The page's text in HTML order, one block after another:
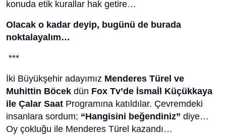
konuda etik kurallar hak getire…
Olacak o kadar deyip, bugünü de burada
noktalayalım…
***
İki Büyükşehir adayımız Menderes Türel ve
Muhittin Böcek dün Fox Tv’de İsmaİl Küçükkaya
ile Çalar Saat Programına katıldılar. Çevremdeki
insanlara sordum; “Hangisini beğendiniz” diye…
Oy çokluğu ile Menderes Türel kazandı…